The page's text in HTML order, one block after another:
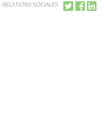
RELATIONS SOCIALES